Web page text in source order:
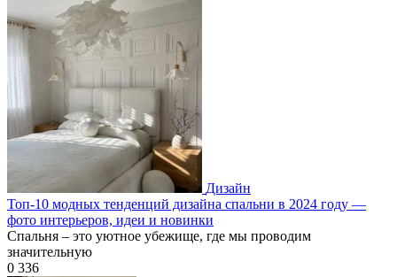
Дизайн
Топ-10 модных тенденций дизайна спальни в 2024 году —
фото интерьеров, идеи и новинки
Спальня – это уютное убежище, где мы проводим
значительную
0 336